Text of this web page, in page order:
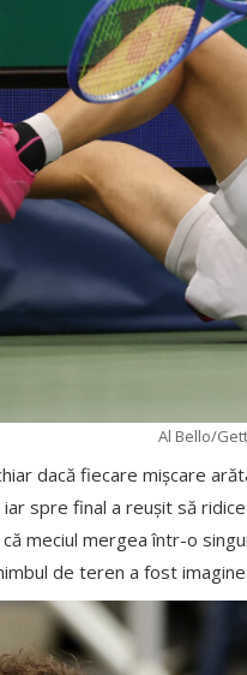
Al Bello/
dacă fiecare mișcare
spre final a reușit să
meciul mergea într-o
de teren a fost